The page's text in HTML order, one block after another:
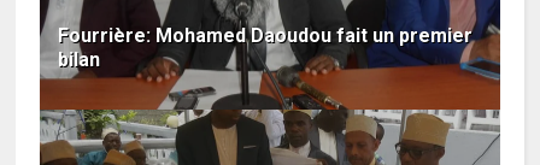
Fourrière: Mohamed Daoudou fait un premier
bilan